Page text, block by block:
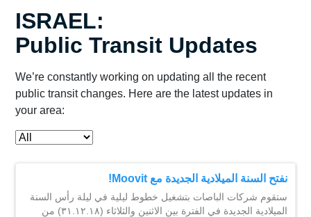
ISRAEL:
Public Transit Updates
We’re constantly working on updating all the recent
public transit changes. Here are the latest updates in
your area:
نفتح السنة الميلادية الجديدة مع Moovit!
ستقوم شركات الباصات بتشغيل خطوط ليلية في ليلة رأس السنة
الميلادية الجديدة في الفترة بين الاثنين والثلاثاء (٣١.١٢.١٨) من